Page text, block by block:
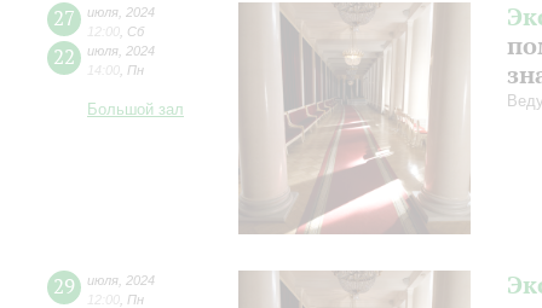
27 июля 2024
12:00 Сб
22 июля 2024
14:00 Пн
Большой зал
29 июля 2024
12:00 Пн